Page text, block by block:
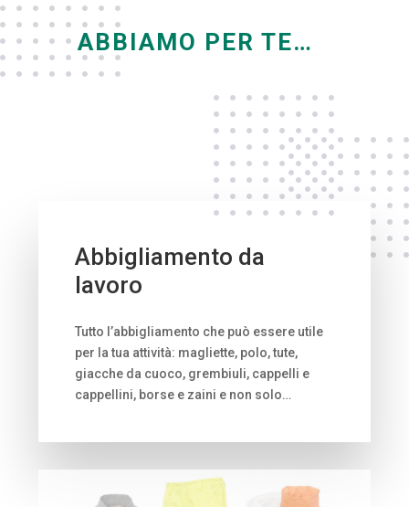
ABBIAMO PER TE…
Abbigliamento da
lavoro
Tutto l’abbigliamento che può essere utile
per la tua attività: magliette, polo, tute,
giacche da cuoco, grembiuli, cappelli e
cappellini, borse e zaini e non solo…